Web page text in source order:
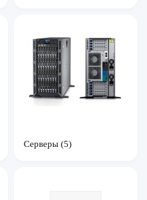
Серверы (5)